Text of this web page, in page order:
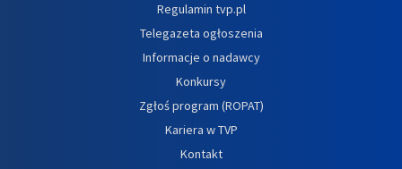
Regulamin tvp.pl
Telegazeta ogłoszenia
Informacje o nadawcy
Konkursy
Zgłoś program (ROPAT)
Kariera w TVP
Kontakt